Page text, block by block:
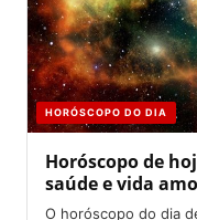
HORÓSCOPO DO DIA
Horóscopo de
saúde e vida
O horóscopo do dia